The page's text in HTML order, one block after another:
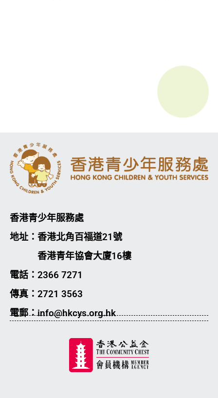
香港青少年服務處
地址：香港北角百福道21號
香港青年協會大廈16樓
電話：2366 7271
傳真：2721 3563
電郵：info@hkcys.org.hk